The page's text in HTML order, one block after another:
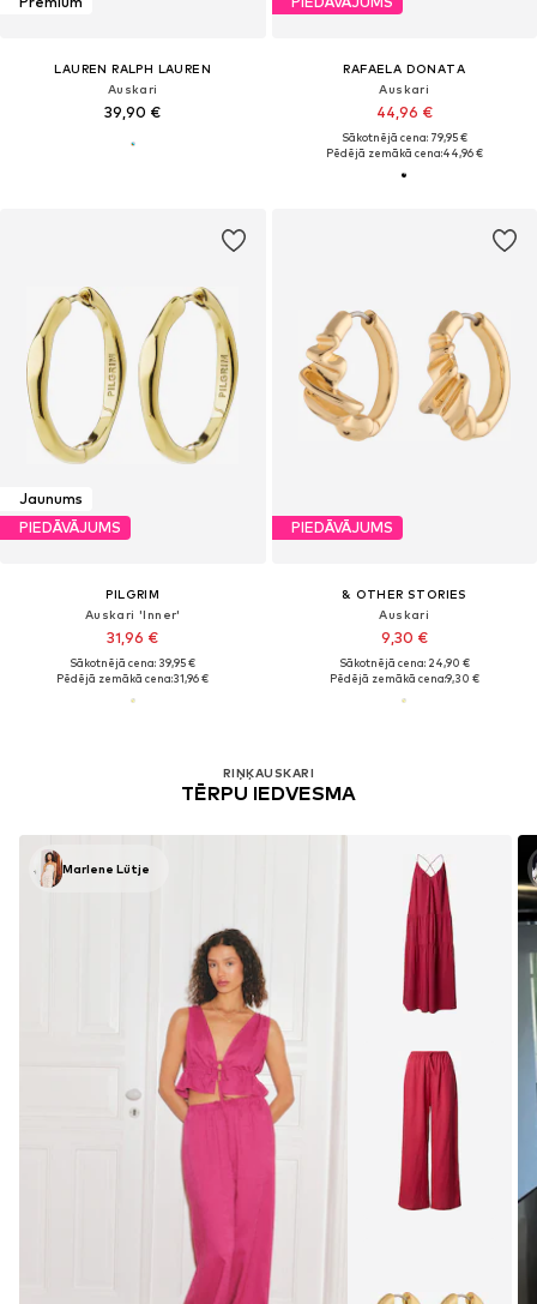
LAUREN RALPH LAUREN
Auskari
39,90 €
RAFAELA DONATA
Auskari
44,96 €
Sākotnējā cena: 79,95 €
Pēdējā zemākā cena:44,96 €
Jaunums
PIEDĀVĀJUMS
PILGRIM
Auskari 'Inner'
31,96 €
Sākotnējā cena: 39,95 €
Pēdējā zemākā cena:31,96 €
PIEDĀVĀJUMS
& OTHER STORIES
Auskari
9,30 €
Sākotnējā cena: 24,90 €
Pēdējā zemākā cena:9,30 €
RIŅĶAUSKARI
TĒRPU IEDVESMA
Marlene Lütje